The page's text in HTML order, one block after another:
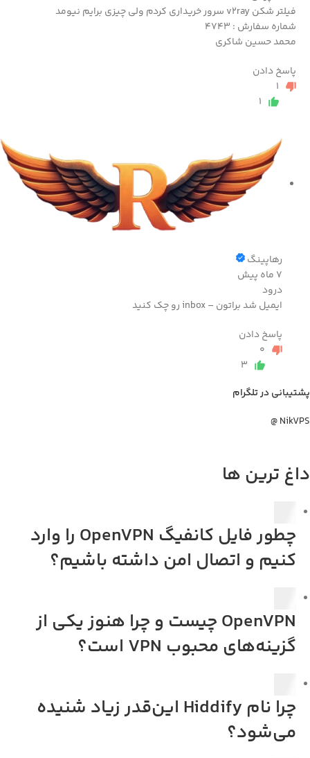
فیلتر شکن v2ray سرور خریداری کردم ولي چیزي برایم نیومد
شماره سفارش : 4743
محمد حسین شاکری
پاسخ دادن
رهاپینگ
درود
ایمیل شد براتون – inbox رو چک کنید
پاسخ دادن
در تلگرام
ترین ها
چطور فایل کانفیگ OpenVPN را وارد
کنیم و اتصال امن داشته باشیم؟
OpenVPN چیست و چرا هنوز یکی از
گزینه‌های محبوب VPN است؟
چرا نام Hiddify این‌قدر زیاد شنیده
می‌شود؟